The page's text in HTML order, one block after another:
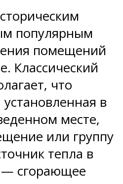
популярным
помещений
Классический
что
в
месте,
или группу
тепла в
— сгорающее